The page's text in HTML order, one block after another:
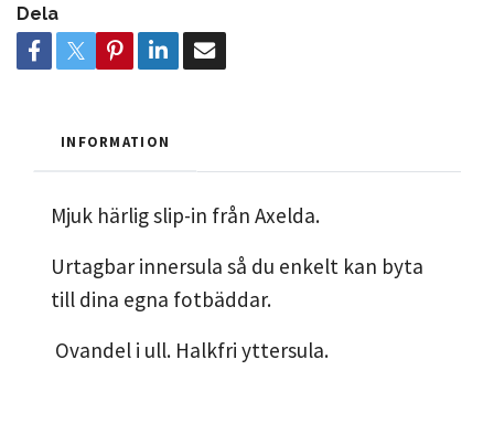
Dela
INFORMATION
Mjuk härlig slip-in från Axelda.
Urtagbar innersula så du enkelt kan byta
till dina egna fotbäddar.
Ovandel i ull. Halkfri yttersula.